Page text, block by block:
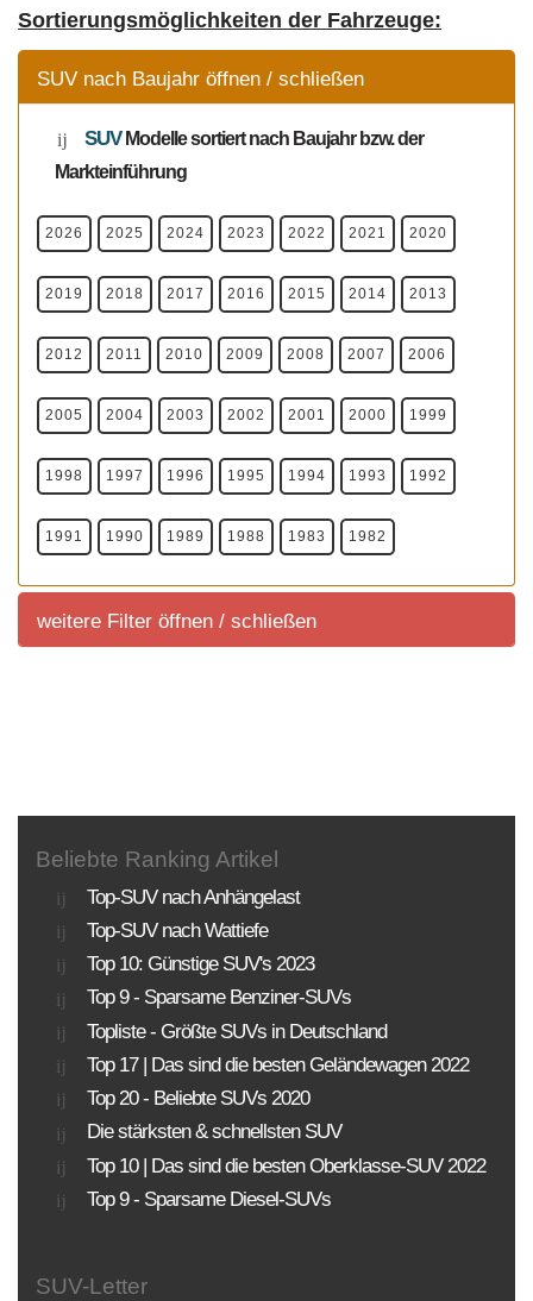
Sortierungsmöglichkeiten der Fahrzeuge:
SUV nach Baujahr öffnen / schließen
SUVModellesortiert nach Baujahr bzw. der
Markteinführung
2026 2025 2024 2023 2022 2021 2020
2019 2018 2017 2016 2015 2014 2013
2012 2011 2010 2009 2008 2007 2006
2005 2004 2003 2002 2001 2000 1999
1998 1997 1996 1995 1994 1993 1992
1991 1990 1989 1988 1983 1982
weitere Filter öffnen / schließen
Sortierung aller aktuell im deutschem Handel
angeboteten Fahrzeuge.
KLASSEN MOTORISIERUNG
PREISE
Sortierung SUV Datenbank
Die Sortierungsmöglichkeit umfasst alle SUV-
Modelle und Generationen!
BAUJAHR LAND MARKE
Beliebte Ranking Artikel
Top-SUV nach Anhängelast
Top-SUV nach Wattiefe
Top 10: Günstige SUV's 2023
Top 9 - Sparsame Benziner-SUVs
Topliste - Größte SUVs in Deutschland
Top 17 | Das sind die besten Geländewagen 2022
Top 20 - Beliebte SUVs 2020
Die stärksten & schnellsten SUV
Top 10 | Das sind die besten Oberklasse-SUV 2022
Top 9 - Sparsame Diesel-SUVs
SUV-Letter